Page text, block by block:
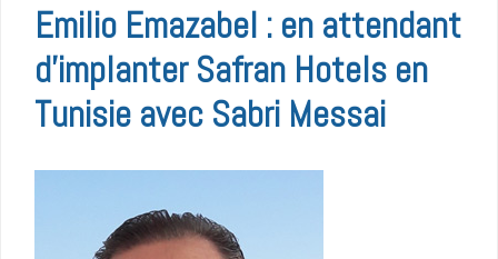
Emilio Emazabel : en attendant
d’implanter Safran Hotels en
Tunisie avec Sabri Messai